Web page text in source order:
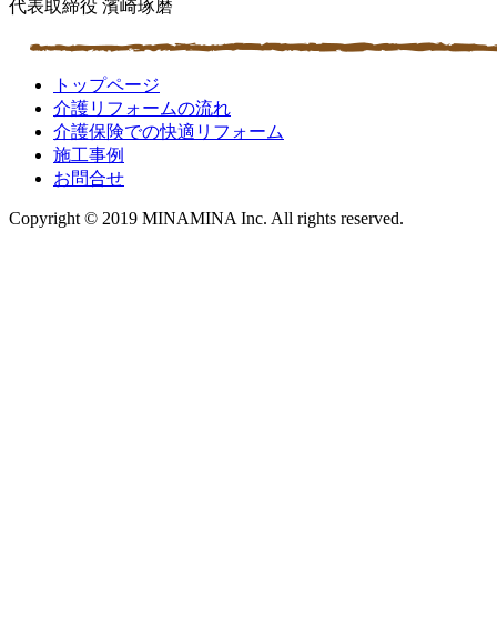
代表取締役 濱崎琢磨
トップページ
介護リフォームの流れ
介護保険での快適リフォーム
施工事例
お問合せ
Copyright © 2019 MINAMINA Inc. All rights reserved.